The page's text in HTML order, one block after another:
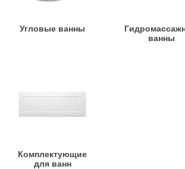
Угловые ванны
ванны
Комплектующие
для ванн